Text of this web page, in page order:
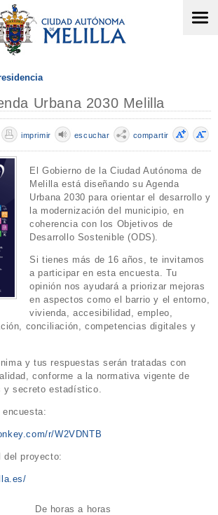
Urbana 2030 Melilla
compartir
escuchar
imprimir
El Gobierno de la Ciudad Autónoma de
Melilla está diseñando su Agenda
Urbana 2030 para orientar el desarrollo y
la modernización del municipio, en
coherencia con los Objetivos de
Desarrollo Sostenible (ODS).
Si tienes más de 16 años, te invitamos
a participar en esta encuesta. Tu
opinión nos ayudará a priorizar mejoras
en aspectos como el barrio y el entorno,
vivienda, accesibilidad, empleo,
conciliación, competencias digitales y
y tus respuestas serán tratadas con
conforme a la normativa vigente de
y secreto estadístico.
r/W2VDNTB
del proyecto:
De horas a horas